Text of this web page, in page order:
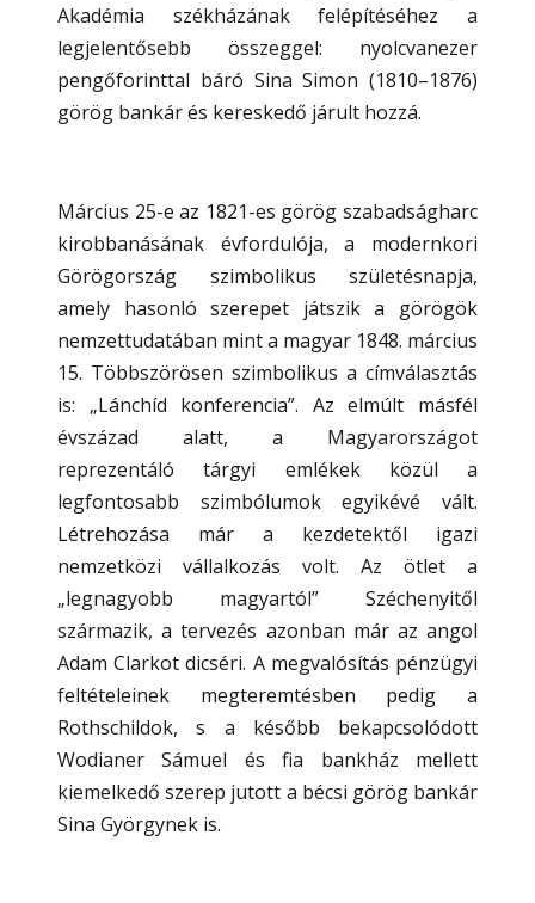
Akadémia székházának felépítéséhez a
legjelentősebb összeggel: nyolcvanezer
pengőforinttal báró Sina Simon (1810–1876)
görög bankár és kereskedő járult hozzá.
Március 25-e az 1821-es görög szabadságharc
kirobbanásának évfordulója, a modernkori
Görögország szimbolikus születésnapja,
amely hasonló szerepet játszik a görögök
nemzettudatában mint a magyar 1848. március
15. Többszörösen szimbolikus a címválasztás
is: „Lánchíd konferencia”. Az elmúlt másfél
évszázad alatt, a Magyarországot
reprezentáló tárgyi emlékek közül a
legfontosabb szimbólumok egyikévé vált.
Létrehozása már a kezdetektől igazi
nemzetközi vállalkozás volt. Az ötlet a
„legnagyobb magyartól” Széchenyitől
származik, a tervezés azonban már az angol
Adam Clarkot dicséri. A megvalósítás pénzügyi
feltételeinek megteremtésben pedig a
Rothschildok, s a később bekapcsolódott
Wodianer Sámuel és fia bankház mellett
kiemelkedő szerep jutott a bécsi görög bankár
Sina Györgynek is.